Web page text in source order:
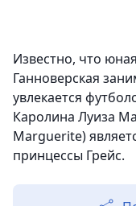
Известно, что
Ганноверская
увлекается
Каролина Луиза
Marguerite)
принцессы Грейс.